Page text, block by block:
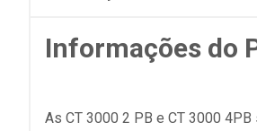
Informações do
As CT 3000 2 PB e CT 3000 4PB